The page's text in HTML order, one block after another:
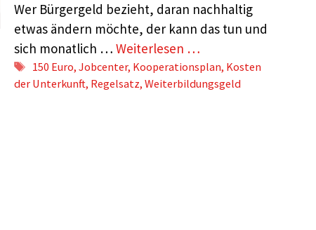
Wer Bürgergeld bezieht, daran nachhaltig
etwas ändern möchte, der kann das tun und
sich monatlich …Weiterlesen …
Schlagwörter
150 Euro,Jobcenter, Kooperationsplan, Kosten
der Unterkunft, Regelsatz,Weiterbildungsgeld